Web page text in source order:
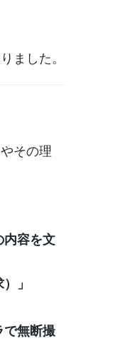
ました。
その理
内容を文
」
無断撮